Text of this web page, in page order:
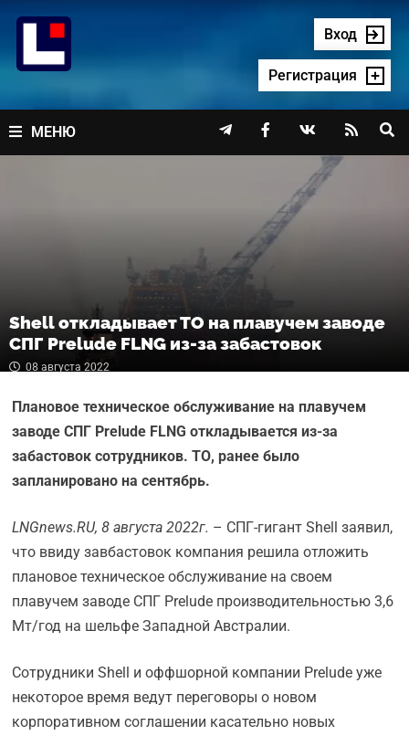
содержимому
Вход
Регистрация
МЕНЮ    
Shell откладывает ТО на плавучем заводе
СПГ Prelude FLNG из-за забастовок
08 августа 2022
Плановое техническое обслуживание на плавучем
заводе СПГ Prelude FLNG откладывается из-за
забастовок сотрудников. ТО, ранее было
запланировано на сентябрь.
LNGnews.RU, 8 августа 2022г. – СПГ-гигант Shell заявил,
что ввиду завбастовок компания решила отложить
плановое техническое обслуживание на своем
плавучем заводе СПГ Prelude производительностью 3,6
Мт/год на шельфе Западной Австралии.
Сотрудники Shell и оффшорной компании Prelude уже
некоторое время ведут переговоры о новом
корпоративном соглашении касательно новых